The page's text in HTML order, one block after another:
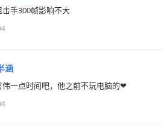
击手300帧影响不大
涵
伟一点时间吧，他之前不玩电脑的❤